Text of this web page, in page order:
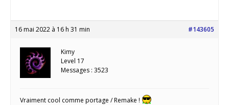
16 mai 2022 à 16 h 31 min #143605
Kimy
Level 17
Messages : 3523
Vraiment cool comme portage / Remake !